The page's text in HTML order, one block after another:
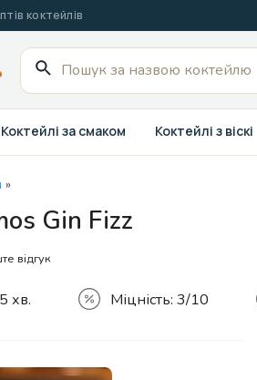
коктейлів
Пошук
для:
Коктейлі за смаком Коктейлі з віскі
»
Gin Fizz
відгук
5 хв. Міцність: 3/10